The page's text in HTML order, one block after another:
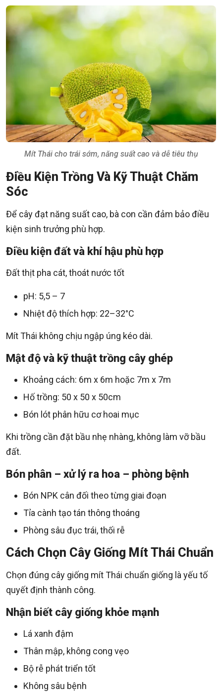
Mít Thái cho trái sớm, năng suất cao và dễ tiêu thụ
Điều Kiện Trồng Và Kỹ Thuật Chăm
Sóc
Để cây đạt năng suất cao, bà con cần đảm bảo điều
kiện sinh trưởng phù hợp.
Điều kiện đất và khí hậu phù hợp
Đất thịt pha cát, thoát nước tốt
pH: 5,5 – 7
Nhiệt độ thích hợp: 22–32°C
Mít Thái không chịu ngập úng kéo dài.
Mật độ và kỹ thuật trồng cây ghép
Khoảng cách: 6m x 6m hoặc 7m x 7m
Hố trồng: 50 x 50 x 50cm
Bón lót phân hữu cơ hoai mục
Khi trồng cần đặt bầu nhẹ nhàng, không làm vỡ bầu
đất.
Bón phân – xử lý ra hoa – phòng bệnh
Bón NPK cân đối theo từng giai đoạn
Tỉa cành tạo tán thông thoáng
Phòng sâu đục trái, thối rễ
Cách Chọn Cây Giống Mít Thái Chuẩn
Chọn đúng cây giống mít Thái chuẩn giống là yếu tố
quyết định thành công.
Nhận biết cây giống khỏe mạnh
Lá xanh đậm
Thân mập, không cong vẹo
Bộ rễ phát triển tốt
Không sâu bệnh